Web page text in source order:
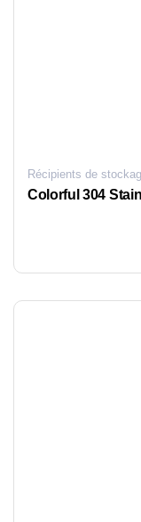
Récipients de